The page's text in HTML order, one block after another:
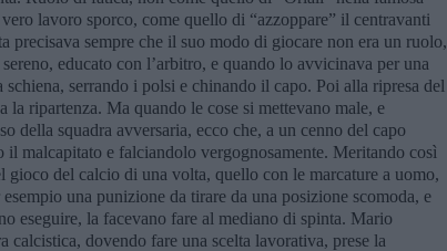
lavoro sporco, come quello di “azzoppare” il centravanti
precisava sempre che il suo modo di giocare non era un ruolo,
educato con l’arbitro, e quando lo avvicinava per una
serrando i polsi e chinando il capo. Poi alla ripresa del
la ripartenza. Ma quando le cose si mettevano male, e
della squadra avversaria, ecco che, a un cenno del capo
il malcapitato e falciandolo vergognosamente. Meritando così
del calcio di una volta, quello con le marcature a uomo,
una punizione da tirare da una posizione scomoda, e
eseguire, la facevano fare al mediano di spinta. Mario
calcistica, dovendo fare una scelta lavorativa, prese la